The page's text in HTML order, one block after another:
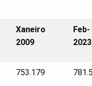
Xaneiro
2009
Feb-
2023
753.179